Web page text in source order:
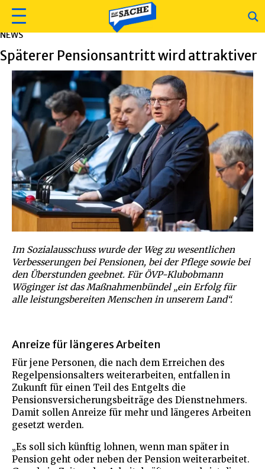
NEWS
Späterer Pensionsantritt wird attraktiver
Im Sozialausschuss wurde der Weg zu wesentlichen
Verbesserungen bei Pensionen, bei der Pflege sowie bei
den Überstunden geebnet. Für ÖVP-Klubobmann
Wöginger ist das Maßnahmenbündel „ein Erfolg für
alle leistungsbereiten Menschen in unserem Land“.
Anreize für längeres Arbeiten
Für jene Personen, die nach dem Erreichen des
Regelpensionsalters weiterarbeiten, entfallen in
Zukunft für einen Teil des Entgelts die
Pensionsversicherungsbeiträge des Dienstnehmers.
Damit sollen Anreize für mehr und längeres Arbeiten
gesetzt werden.
„Es soll sich künftig lohnen, wenn man später in
Pension geht oder neben der Pension weiterarbeitet.